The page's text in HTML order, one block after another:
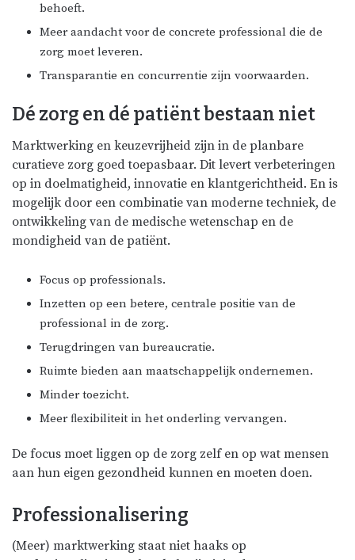
behoeft.
Meer aandacht voor de concrete professional die de
zorg moet leveren.
Transparantie en concurrentie zijn voorwaarden.
Dé zorg en dé patiënt bestaan niet
Marktwerking en keuzevrijheid zijn in de planbare
curatieve zorg goed toepasbaar. Dit levert verbeteringen
op in doelmatigheid, innovatie en klantgerichtheid. En is
mogelijk door een combinatie van moderne techniek, de
ontwikkeling van de medische wetenschap en de
mondigheid van de patiënt.
Focus op professionals.
Inzetten op een betere, centrale positie van de
professional in de zorg.
Terugdringen van bureaucratie.
Ruimte bieden aan maatschappelijk ondernemen.
Minder toezicht.
Meer ﬂexibiliteit in het onderling vervangen.
De focus moet liggen op de zorg zelf en op wat mensen
aan hun eigen gezondheid kunnen en moeten doen.
Professionalisering
(Meer) marktwerking staat niet haaks op